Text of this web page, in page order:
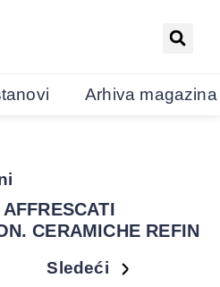
Arhiva magazina
CERAMICHE REFIN
Sledeći